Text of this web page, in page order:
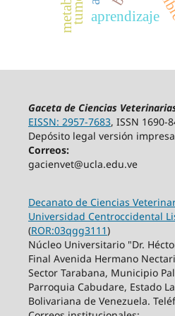
aprendizaje
Gaceta de Ciencias
EISSN: 2957-7683, ISSN 1690-
Depósito legal versión
Correos:
gacienvet@ucla.edu.ve
Decanato de Ciencias
Universidad Centroccidental
(ROR:03qgg3111)
Núcleo Universitario "Dr.
Final Avenida Hermano
Sector Tarabana, Municipio
Parroquia Cabudare, Estado
Bolivariana de Venezuela.